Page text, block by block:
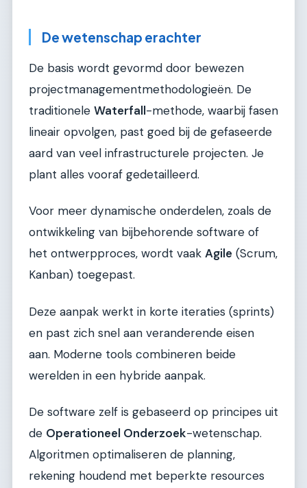
De wetenschap erachter
De basis wordt gevormd door bewezen
projectmanagementmethodologieën. De
traditionele Waterfall-methode, waarbij fasen
lineair opvolgen, past goed bij de gefaseerde
aard van veel infrastructurele projecten. Je
plant alles vooraf gedetailleerd.
Voor meer dynamische onderdelen, zoals de
ontwikkeling van bijbehorende software of
het ontwerpproces, wordt vaak Agile (Scrum,
Kanban) toegepast.
Deze aanpak werkt in korte iteraties (sprints)
en past zich snel aan veranderende eisen
aan. Moderne tools combineren beide
werelden in een hybride aanpak.
De software zelf is gebaseerd op principes uit
de Operationeel Onderzoek-wetenschap.
Algoritmen optimaliseren de planning,
rekening houdend met beperkte resources